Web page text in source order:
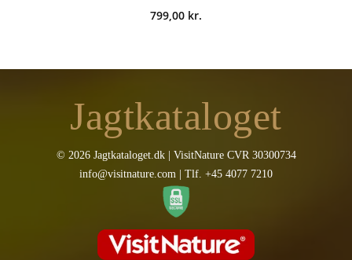
799,00 kr.
Jagtkataloget
© 2026 Jagtkataloget.dk | VisitNature CVR 30300734
info@visitnature.com | Tlf. +45 4077 7210